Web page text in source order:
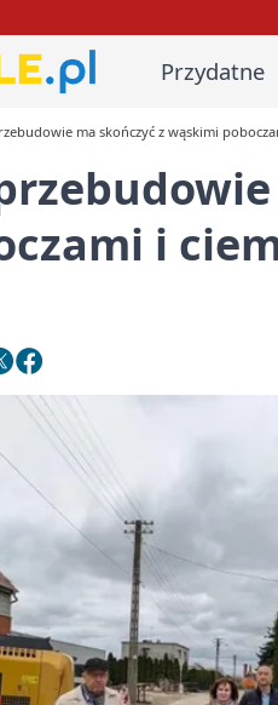
Przydatne
ma skończyć z wąskimi
i